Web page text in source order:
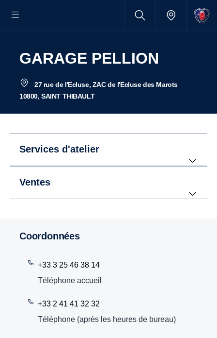
GARAGE PELLION
27 rue de l'Ecluse, ZAC de l'Ecluse des Marots
10800, SAINT THIBAULT
Services d'atelier
Ventes
Coordonnées
+33 3 25 46 38 14
Téléphone accueil
+33 2 41 41 32 32
Téléphone (après les heures de bureau)